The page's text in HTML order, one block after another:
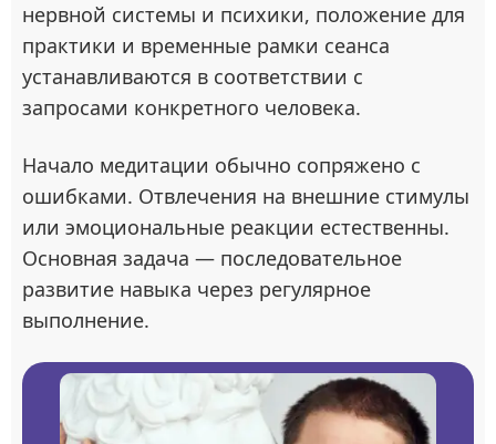
нервной системы и психики, положение для
практики и временные рамки сеанса
устанавливаются в соответствии с
запросами конкретного человека.
Начало медитации обычно сопряжено с
ошибками. Отвлечения на внешние стимулы
или эмоциональные реакции естественны.
Основная задача — последовательное
развитие навыка через регулярное
выполнение.